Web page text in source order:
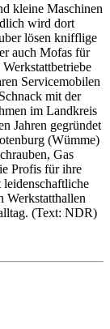
kleine Maschinen
wird dort
lösen knifflige
auch Mofas für
Servicemobilen
mit der
im Landkreis
Jahren gegründet
(Wümme)
Gas
Profis für ihre
Werkstatthallen
(Text: NDR)